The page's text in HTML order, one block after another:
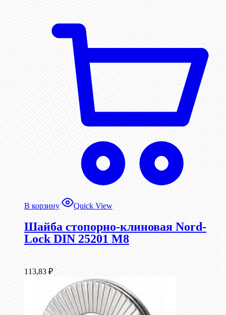
В корзину Quick View
Шайба стопорно-клиновая Nord-
Lock DIN 25201 М8
113,83 ₽